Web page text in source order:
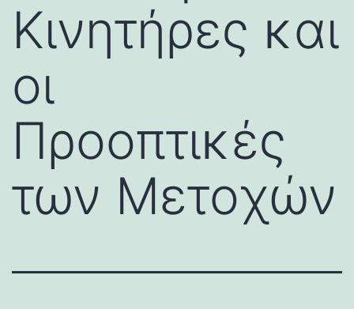
Κινητήρες και
οι
Προοπτικές
των Μετοχών